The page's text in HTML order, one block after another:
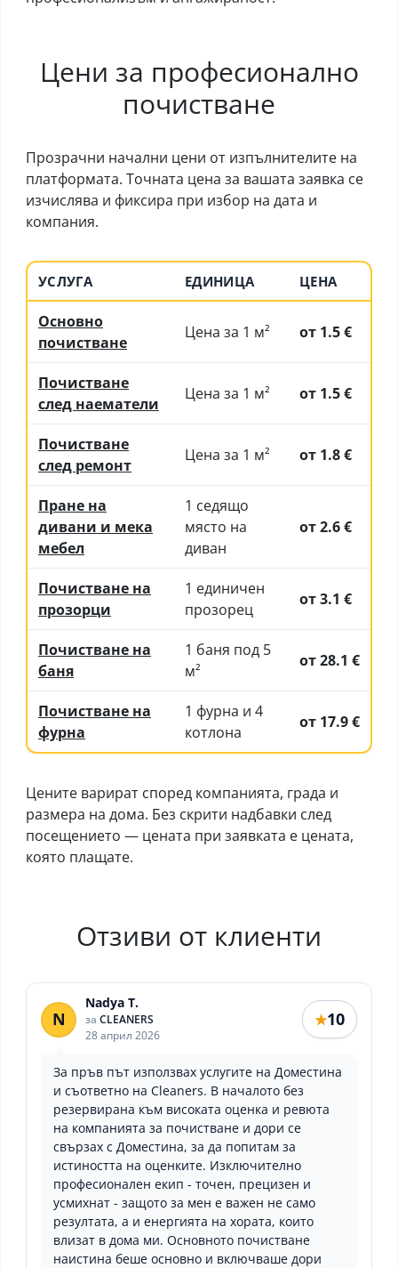
Цени за професионално
почистване
Прозрачни начални цени от изпълнителите на
платформата. Точната цена за вашата заявка се
изчислява и фиксира при избор на дата и
компания.
УСЛУГА ЕДИНИЦА ЦЕНА
Основно
почистване
Цена за 1 м² от 1.5 €
Почистване
след наематели
Цена за 1 м² от 1.5 €
Почистване
след ремонт
Цена за 1 м² от 1.8 €
Пране на
дивани и мека
мебел
1 седящо
място на
диван
от 2.6 €
Почистване на
прозорци
1 единичен
прозорец
от 3.1 €
Почистване на
баня
1 баня под 5
м²
от 28.1 €
Почистване на
фурна
1 фурна и 4
котлона
от 17.9 €
Цените варират според компанията, града и
размера на дома. Без скрити надбавки след
посещението — цената при заявката е цената,
която плащате.
Отзиви от клиенти
N
Nadya T.
за CLEANERS
28 април 2026
★10
За пръв път използвах услугите на Доместина
и съответно на Cleaners. В началото без
резервирана към високата оценка и ревюта
на компанията за почистване и дори се
свързах с Доместина, за да попитам за
истиността на оценките. Изключително
професионален екип - точен, прецизен и
усмихнат - защото за мен е важен не само
резултата, а и енергията на хората, които
влизат в дома ми. Основното почистване
наистина беше основно и включваше дори